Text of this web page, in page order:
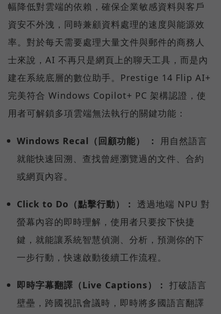
幅降低對雲端的依賴，確保企業敏感資料與客戶
資安不外洩，同時兼顧資料處理的速度與能源效
率。對於每天需要處理大量文件與郵件的商務人
士來說，AI 不再只是網頁上的聊天工具，而是內
建在系統底層的數位助手。Prestige 14 Flip AI+
完美符合 Windows Copilot+ PC 架構認證，使
用者可解鎖多項雲端無法執行的關鍵功能：
Windows Recal（回顧功能） ：
用自然語言
就能快速回溯、查找曾經瀏覽過的文件、合約
或網頁內容。
Click to Do（點擊行動）： 透過地端 NPU 對
螢幕內容的即時理解，使用者只要按下快捷
鍵，就能讓系統智慧偵測、分析，預測你的下
一步行動，快速啟動後續工作流程。
即時字幕翻譯（Live Captions）： 打破語言
壁壘，跨國視訊會議時，即時將多國語言翻譯